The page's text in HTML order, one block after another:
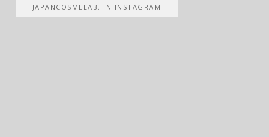
JAPANCOSMELAB. IN INSTAGRAM